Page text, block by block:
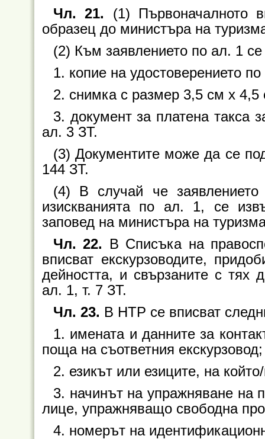
Чл. 21. (1) Първоначалното
образец до министъра на
(2) Към заявлението по ал. 1
1. копие на удостоверението
2. снимка с размер 3,5 см x 4,5
3. документ за платена такса
ал. 3 ЗТ.
(3) Документите може да се
144 ЗТ.
(4) В случай че заявлението
изискванията по ал. 1, се
заповед на министъра на
Чл. 22. В Списъка на
вписват екскурзоводите,
дейността, и свързаните с тях
ал. 1, т. 7 ЗТ.
Чл. 23. В НТР се вписват
1. имената и данните за
поща на съответния екскурзовод;
2. езикът или езиците, на
3. начинът на упражняване на
лице, упражняващо свободна
4. номерът на